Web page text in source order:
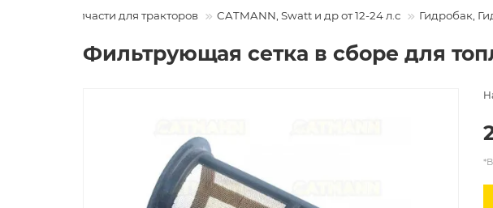
Запчасти для тракторов CATMANN, Swatt и др от 12-24 л.с Гидробак,
Фильтрующая сетка в сборе для